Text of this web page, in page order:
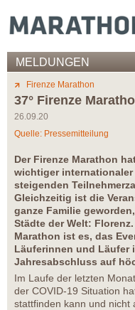
MELDUNGEN
Firenze Marathon
37° Firenze
26.09.20
Quelle: Pressemitteilung
Der Firenze Marathon
wichtiger
steigenden
Gleichzeitig ist die
ganze Familie
Städte der Welt:
Marathon ist es, das
Läuferinnen und Läufer
Jahresabschluss auf
Im Laufe der letzten
der COVID-19 Situation
stattfinden kann und nicht